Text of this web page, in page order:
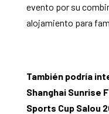
evento por su
alojamiento para
También podría
Shanghai Sunrise
Sports Cup Salou